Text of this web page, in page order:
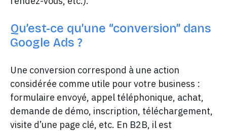
Qu’est-ce qu’une “conversion” dans
Google Ads ?
Une conversion correspond à une action
considérée comme utile pour votre business :
formulaire envoyé, appel téléphonique, achat,
demande de démo, inscription, téléchargement,
visite d’une page clé, etc. En B2B, il est